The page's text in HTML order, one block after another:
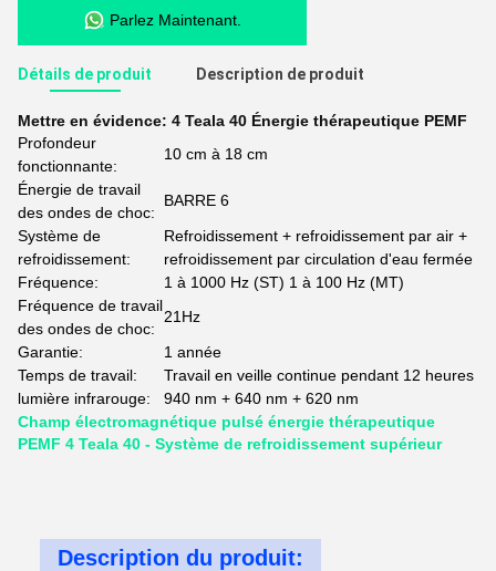
Parlez Maintenant.
Détails de produit Description de produit
Mettre en évidence: 4 Teala 40 Énergie thérapeutique PEMF
Profondeur
fonctionnante:
10 cm à 18 cm
Énergie de travail
des ondes de choc:
BARRE 6
Système de
refroidissement:
Refroidissement + refroidissement par air +
refroidissement par circulation d'eau fermée
Fréquence:
1 à 1000 Hz (ST) 1 à 100 Hz (MT)
Fréquence de travail
des ondes de choc:
21Hz
Garantie:
1 année
Temps de travail:
Travail en veille continue pendant 12 heures
lumière infrarouge:
940 nm + 640 nm + 620 nm
Champ électromagnétique pulsé énergie thérapeutique
PEMF 4 Teala 40 - Système de refroidissement supérieur
Description du produit: